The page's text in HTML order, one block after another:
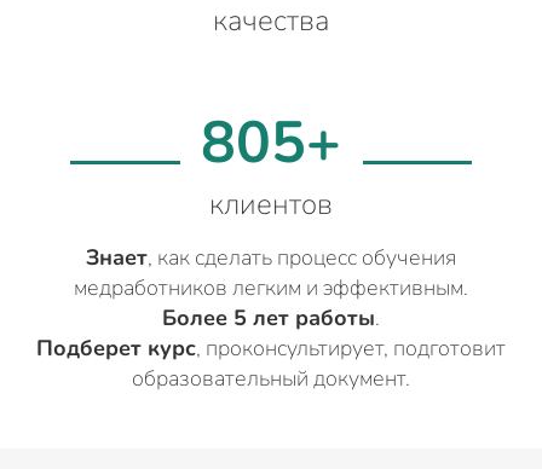
качества
805+
клиентов
Знает, как сделать процесс обучения
медработников легким и эффективным.
Более 5 лет работы.
Подберет курс, проконсультирует, подготовит
образовательный документ.